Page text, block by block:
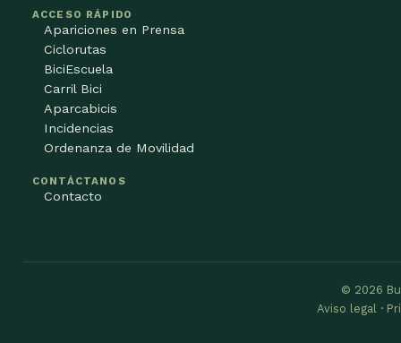
ACCESO RÁPIDO
Apariciones en Prensa
Ciclorutas
BiciEscuela
Carril Bici
Aparcabicis
Incidencias
Ordenanza de Movilidad
CONTÁCTANOS
Contacto
© 2026
Aviso legal ·